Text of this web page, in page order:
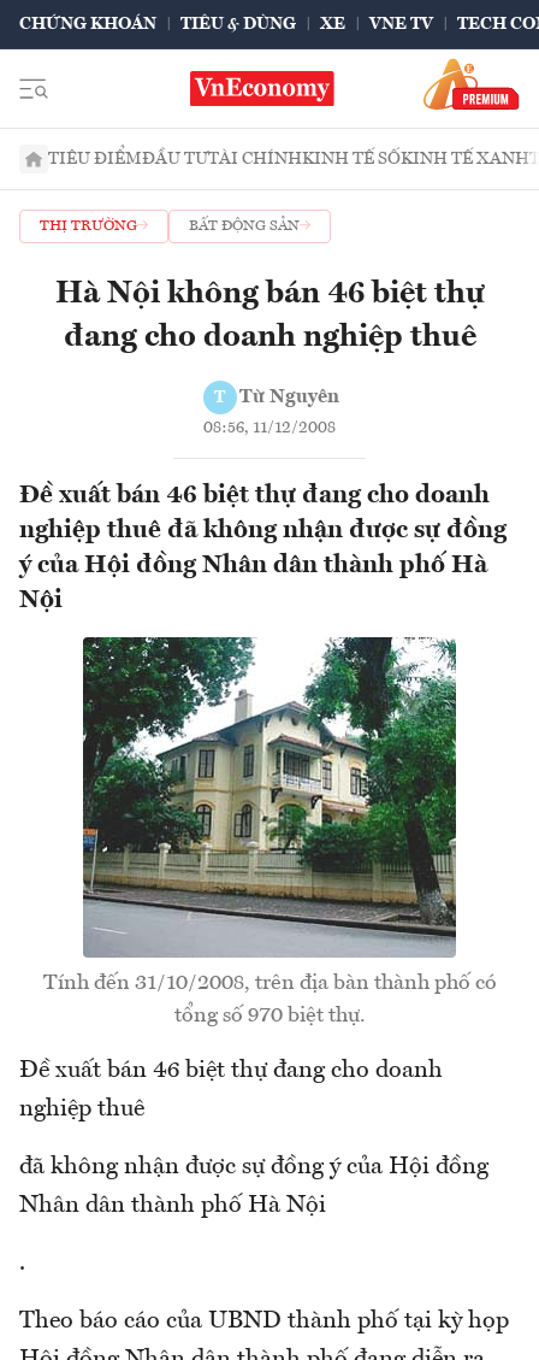
CHỨNG KHOÁN TIÊU & DÙNG XE VNE TV TECH
TIÊU ĐIỂMĐẦU TƯTÀI CHÍNHKINH TẾ SỐKINH TẾ XANH
THỊ TRƯỜNG BẤT ĐỘNG SẢN
Hà Nội không bán 46 biệt thự
đang cho doanh nghiệp thuê
T Từ Nguyên
08:56, 11/12/2008
Đề xuất bán 46 biệt thự đang cho doanh
nghiệp thuê đã không nhận được sự đồng
ý của Hội đồng Nhân dân thành phố Hà
Nội
Tính đến 31/10/2008, trên địa bàn thành phố có
tổng số 970 biệt thự.
Đề xuất bán 46 biệt thự đang cho doanh
nghiệp thuê
đã không nhận được sự đồng ý của Hội đồng
Nhân dân thành phố Hà Nội
.
Theo báo cáo của UBND thành phố tại kỳ họp